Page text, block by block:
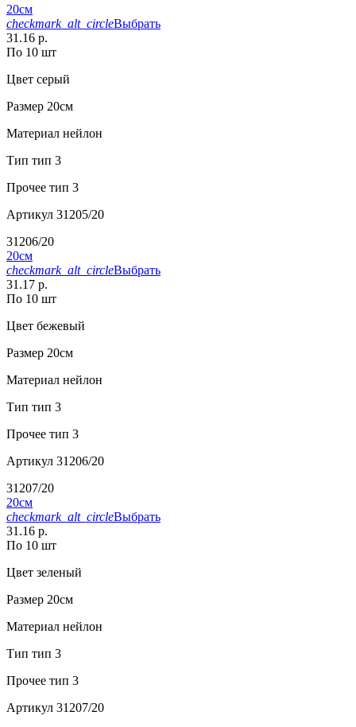
20см
checkmark_alt_circleВыбрать
31.16 р.
По 10 шт
Цвет серый
Размер 20см
Материал нейлон
Тип тип 3
Прочее тип 3
Артикул 31205/20
31206/20
20см
checkmark_alt_circleВыбрать
31.17 р.
По 10 шт
Цвет бежевый
Размер 20см
Материал нейлон
Тип тип 3
Прочее тип 3
Артикул 31206/20
31207/20
20см
checkmark_alt_circleВыбрать
31.16 р.
По 10 шт
Цвет зеленый
Размер 20см
Материал нейлон
Тип тип 3
Прочее тип 3
Артикул 31207/20